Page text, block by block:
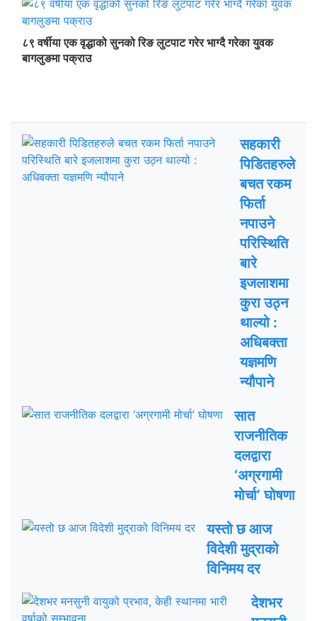
८९ वर्षीया एक वृद्धाको सुनको रिङ लुटपाट गरेर भाग्दै गरेका युवक
बागलुङमा पक्राउ
सहकारी
पिडितहरुले
बचत रकम
फिर्ता
नपाउने
परिस्थिति
बारे
इजलाशमा
कुरा उठ्न
थाल्यो :
अधिबक्ता
यज्ञमणि
न्यौपाने
सात
राजनीतिक
दलद्वारा
‘अग्रगामी
मोर्चा’ घोषणा
यस्तो छ आज
विदेशी मुद्राको
विनिमय दर
देशभर